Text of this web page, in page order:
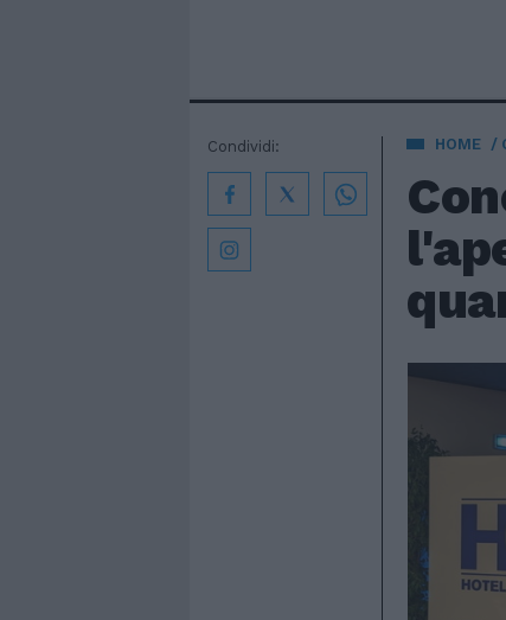
HOME
Condividi: